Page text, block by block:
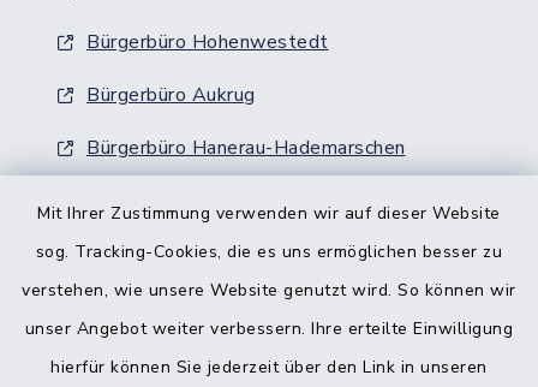
Mit Ihrer Zustimmung verwenden wir auf dieser Website
sog. Tracking-Cookies, die es uns ermöglichen besser zu
verstehen, wie unsere Website genutzt wird. So können wir
unser Angebot weiter verbessern. Ihre erteilte Einwilligung
hierfür können Sie jederzeit über den Link in unseren
Bürgerbüro Hohenwestedt
Bürgerbüro Aukrug
Bürgerbüro Hanerau-Hademarschen
Nebenstelle Padenstedt
KFZ-Zulassungsbehörde
Gleichstellungsbüro